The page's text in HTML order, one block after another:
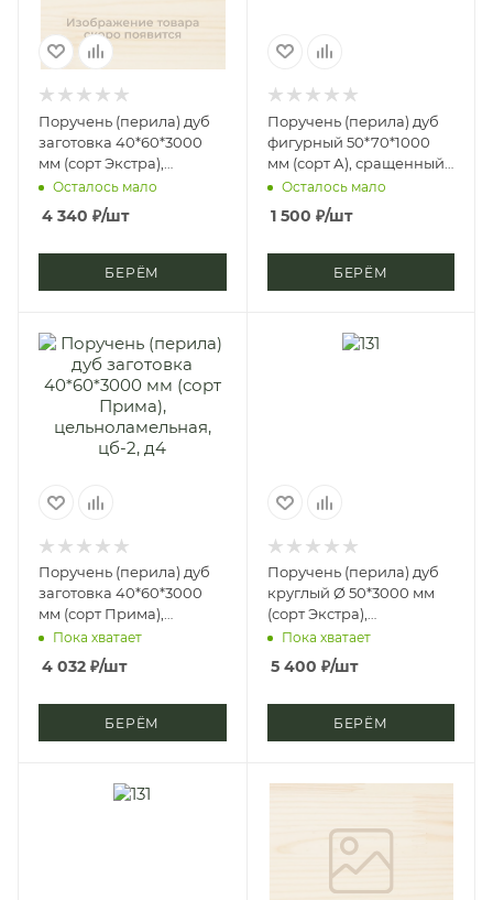
Поручень (перила) дуб
заготовка 40*60*3000
мм (сорт Экстра),
цельноламельная, цб-2,
Осталось мало
4 340 ₽/шт
БЕРЁМ
Поручень (перила) дуб
фигурный 50*70*1000
мм (сорт А), сращенный,
срп-м, д3
Осталось мало
1 500 ₽/шт
БЕРЁМ
Поручень (перила) дуб
заготовка 40*60*3000
мм (сорт Прима),
цельноламельная, цб-2,
Пока хватает
4 032 ₽/шт
БЕРЁМ
Поручень (перила) дуб
круглый Ø 50*3000 мм
(сорт Экстра),
цельноламельный, цб-2,
Пока хватает
5 400 ₽/шт
БЕРЁМ